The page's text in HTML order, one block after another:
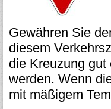
Gewähren Sie
diesem
die Kreuzung
werden. Wenn
mit mäßigem